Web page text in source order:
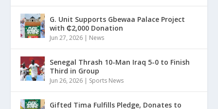
G. Unit Supports Gbewaa Palace Project
with ₵2,000 Donation
Jun 27, 2026 | News
Senegal Thrash 10-Man Iraq 5-0 to Finish
Third in Group
Jun 26, 2026 | Sports News
Gifted Tima Fulfills Pledge, Donates to